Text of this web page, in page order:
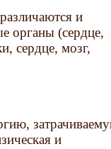
и
органы (сердце,
сердце, мозг,
и